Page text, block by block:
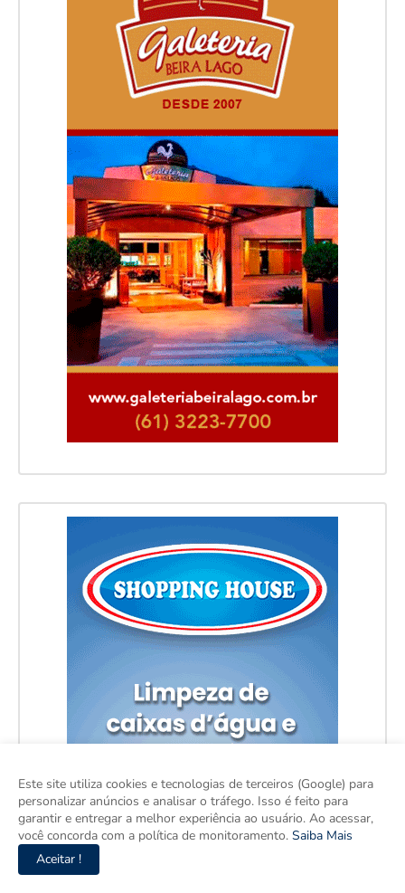
Este site utiliza cookies e tecnologias de terceiros (Google) para
personalizar anúncios e analisar o tráfego. Isso é feito para
garantir e entregar a melhor experiência ao usuário. Ao acessar,
você concorda com a política de monitoramento. Saiba Mais
Aceitar !